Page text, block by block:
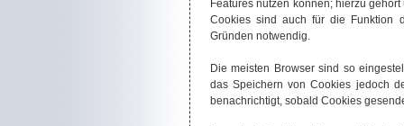
Features nutzen können; hierzu
Cookies sind auch für die Funktion
Gründen notwendig.
Die meisten Browser sind so
das Speichern von Cookies jedoch
benachrichtigt, sobald Cookies